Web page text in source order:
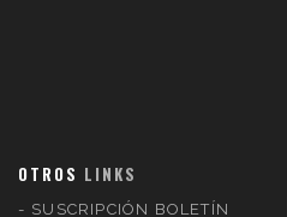
OTROS LINKS
SUSCRIPCIÓN BOLETÍN